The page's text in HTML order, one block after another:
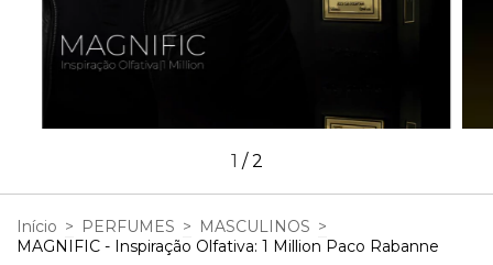
1 /2
Início > PERFUMES > MASCULINOS >
MAGNIFIC - Inspiração Olfativa: 1 Million Paco Rabanne